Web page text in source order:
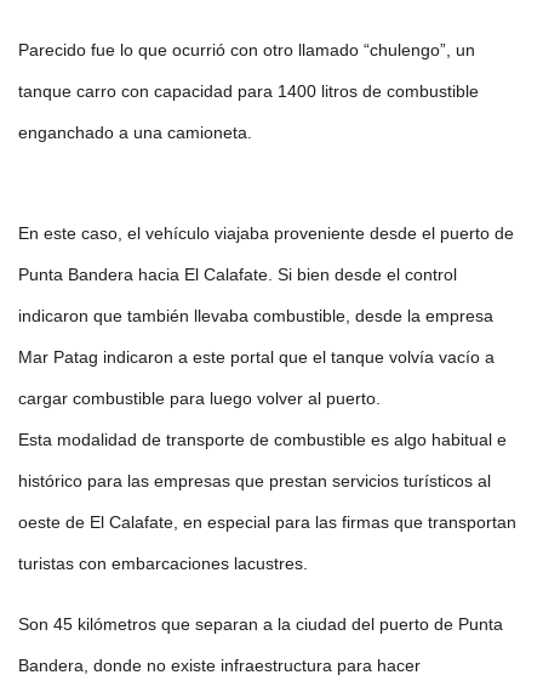
Parecido fue lo que ocurrió con otro llamado “chulengo”, un
tanque carro con capacidad para 1400 litros de combustible
enganchado a una camioneta.
En este caso, el vehículo viajaba proveniente desde el puerto de
Punta Bandera hacia El Calafate. Si bien desde el control
indicaron que también llevaba combustible, desde la empresa
Mar Patag indicaron a este portal que el tanque volvía vacío a
cargar combustible para luego volver al puerto.
Esta modalidad de transporte de combustible es algo habitual e
histórico para las empresas que prestan servicios turísticos al
oeste de El Calafate, en especial para las firmas que transportan
turistas con embarcaciones lacustres.
Son 45 kilómetros que separan a la ciudad del puerto de Punta
Bandera, donde no existe infraestructura para hacer